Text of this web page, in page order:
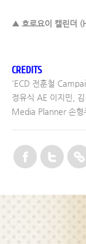
▲ 호로요이 캘린더
CREDITS
'ECD 전훈철
정유식 AE 이지민,
Media Planner 손형